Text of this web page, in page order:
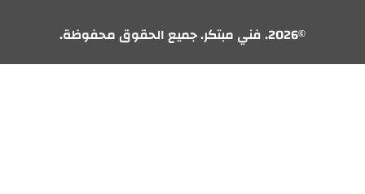
©2026. فني مبتكر. جميع الحقوق محفوظة.